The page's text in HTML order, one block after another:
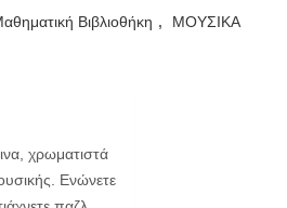
Βιβλιοθήκη ,
ΜΟΥΣΙΚΑ
χρωματιστά
Ενώνετε